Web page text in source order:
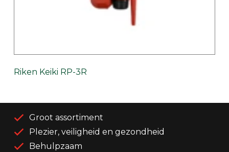
Riken Keiki RP-3R
Groot assortiment
Plezier, veiligheid en gezondheid
Behulpzaam